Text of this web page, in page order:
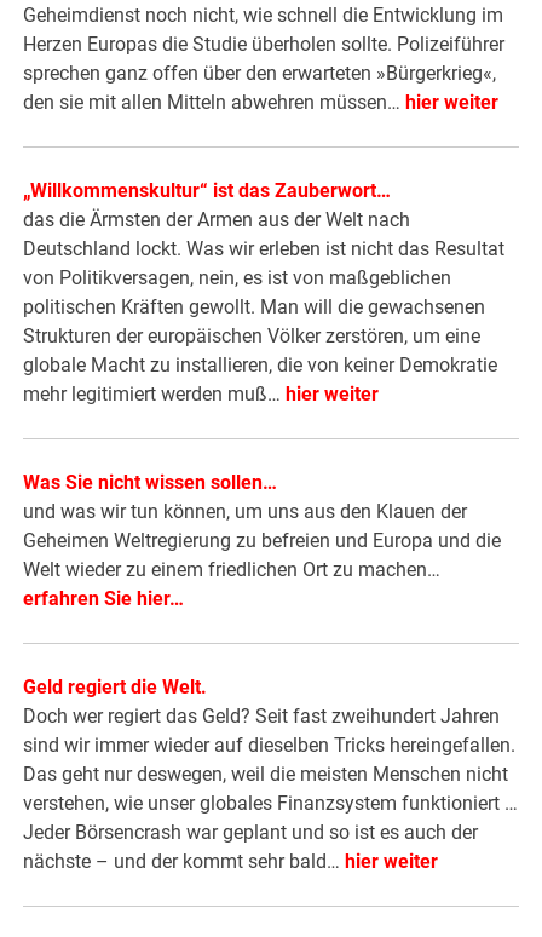
Geheimdienst noch nicht, wie schnell die Entwicklung im
Herzen Europas die Studie überholen sollte. Polizeiführer
sprechen ganz offen über den erwarteten »Bürgerkrieg«,
den sie mit allen Mitteln abwehren müssen… hier weiter
„Willkommenskultur“ ist das Zauberwort…
das die Ärmsten der Armen aus der Welt nach
Deutschland lockt. Was wir erleben ist nicht das Resultat
von Politikversagen, nein, es ist von maßgeblichen
politischen Kräften gewollt. Man will die gewachsenen
Strukturen der europäischen Völker zerstören, um eine
globale Macht zu installieren, die von keiner Demokratie
mehr legitimiert werden muß… hier weiter
Was Sie nicht wissen sollen…
und was wir tun können, um uns aus den Klauen der
Geheimen Weltregierung zu befreien und Europa und die
Welt wieder zu einem friedlichen Ort zu machen…
erfahren Sie hier…
Geld regiert die Welt.
Doch wer regiert das Geld? Seit fast zweihundert Jahren
sind wir immer wieder auf dieselben Tricks hereingefallen.
Das geht nur deswegen, weil die meisten Menschen nicht
verstehen, wie unser globales Finanzsystem funktioniert …
Jeder Börsencrash war geplant und so ist es auch der
nächste – und der kommt sehr bald… hier weiter